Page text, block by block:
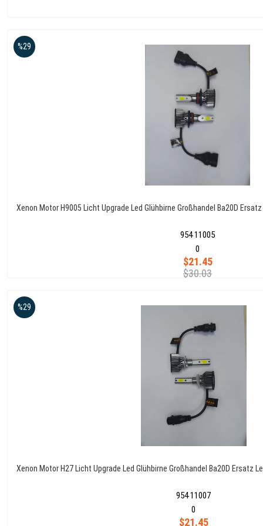
Xenon Motor H9005 Licht Upgrade Led Glühbirne Großhandel Ba20D
954 11005
$21.45
$30.03
%29
0
Xenon Motor H27 Licht Upgrade Led Glühbirne Großhandel Ba20D Ersatz
954 11007
$21.45
%29
0